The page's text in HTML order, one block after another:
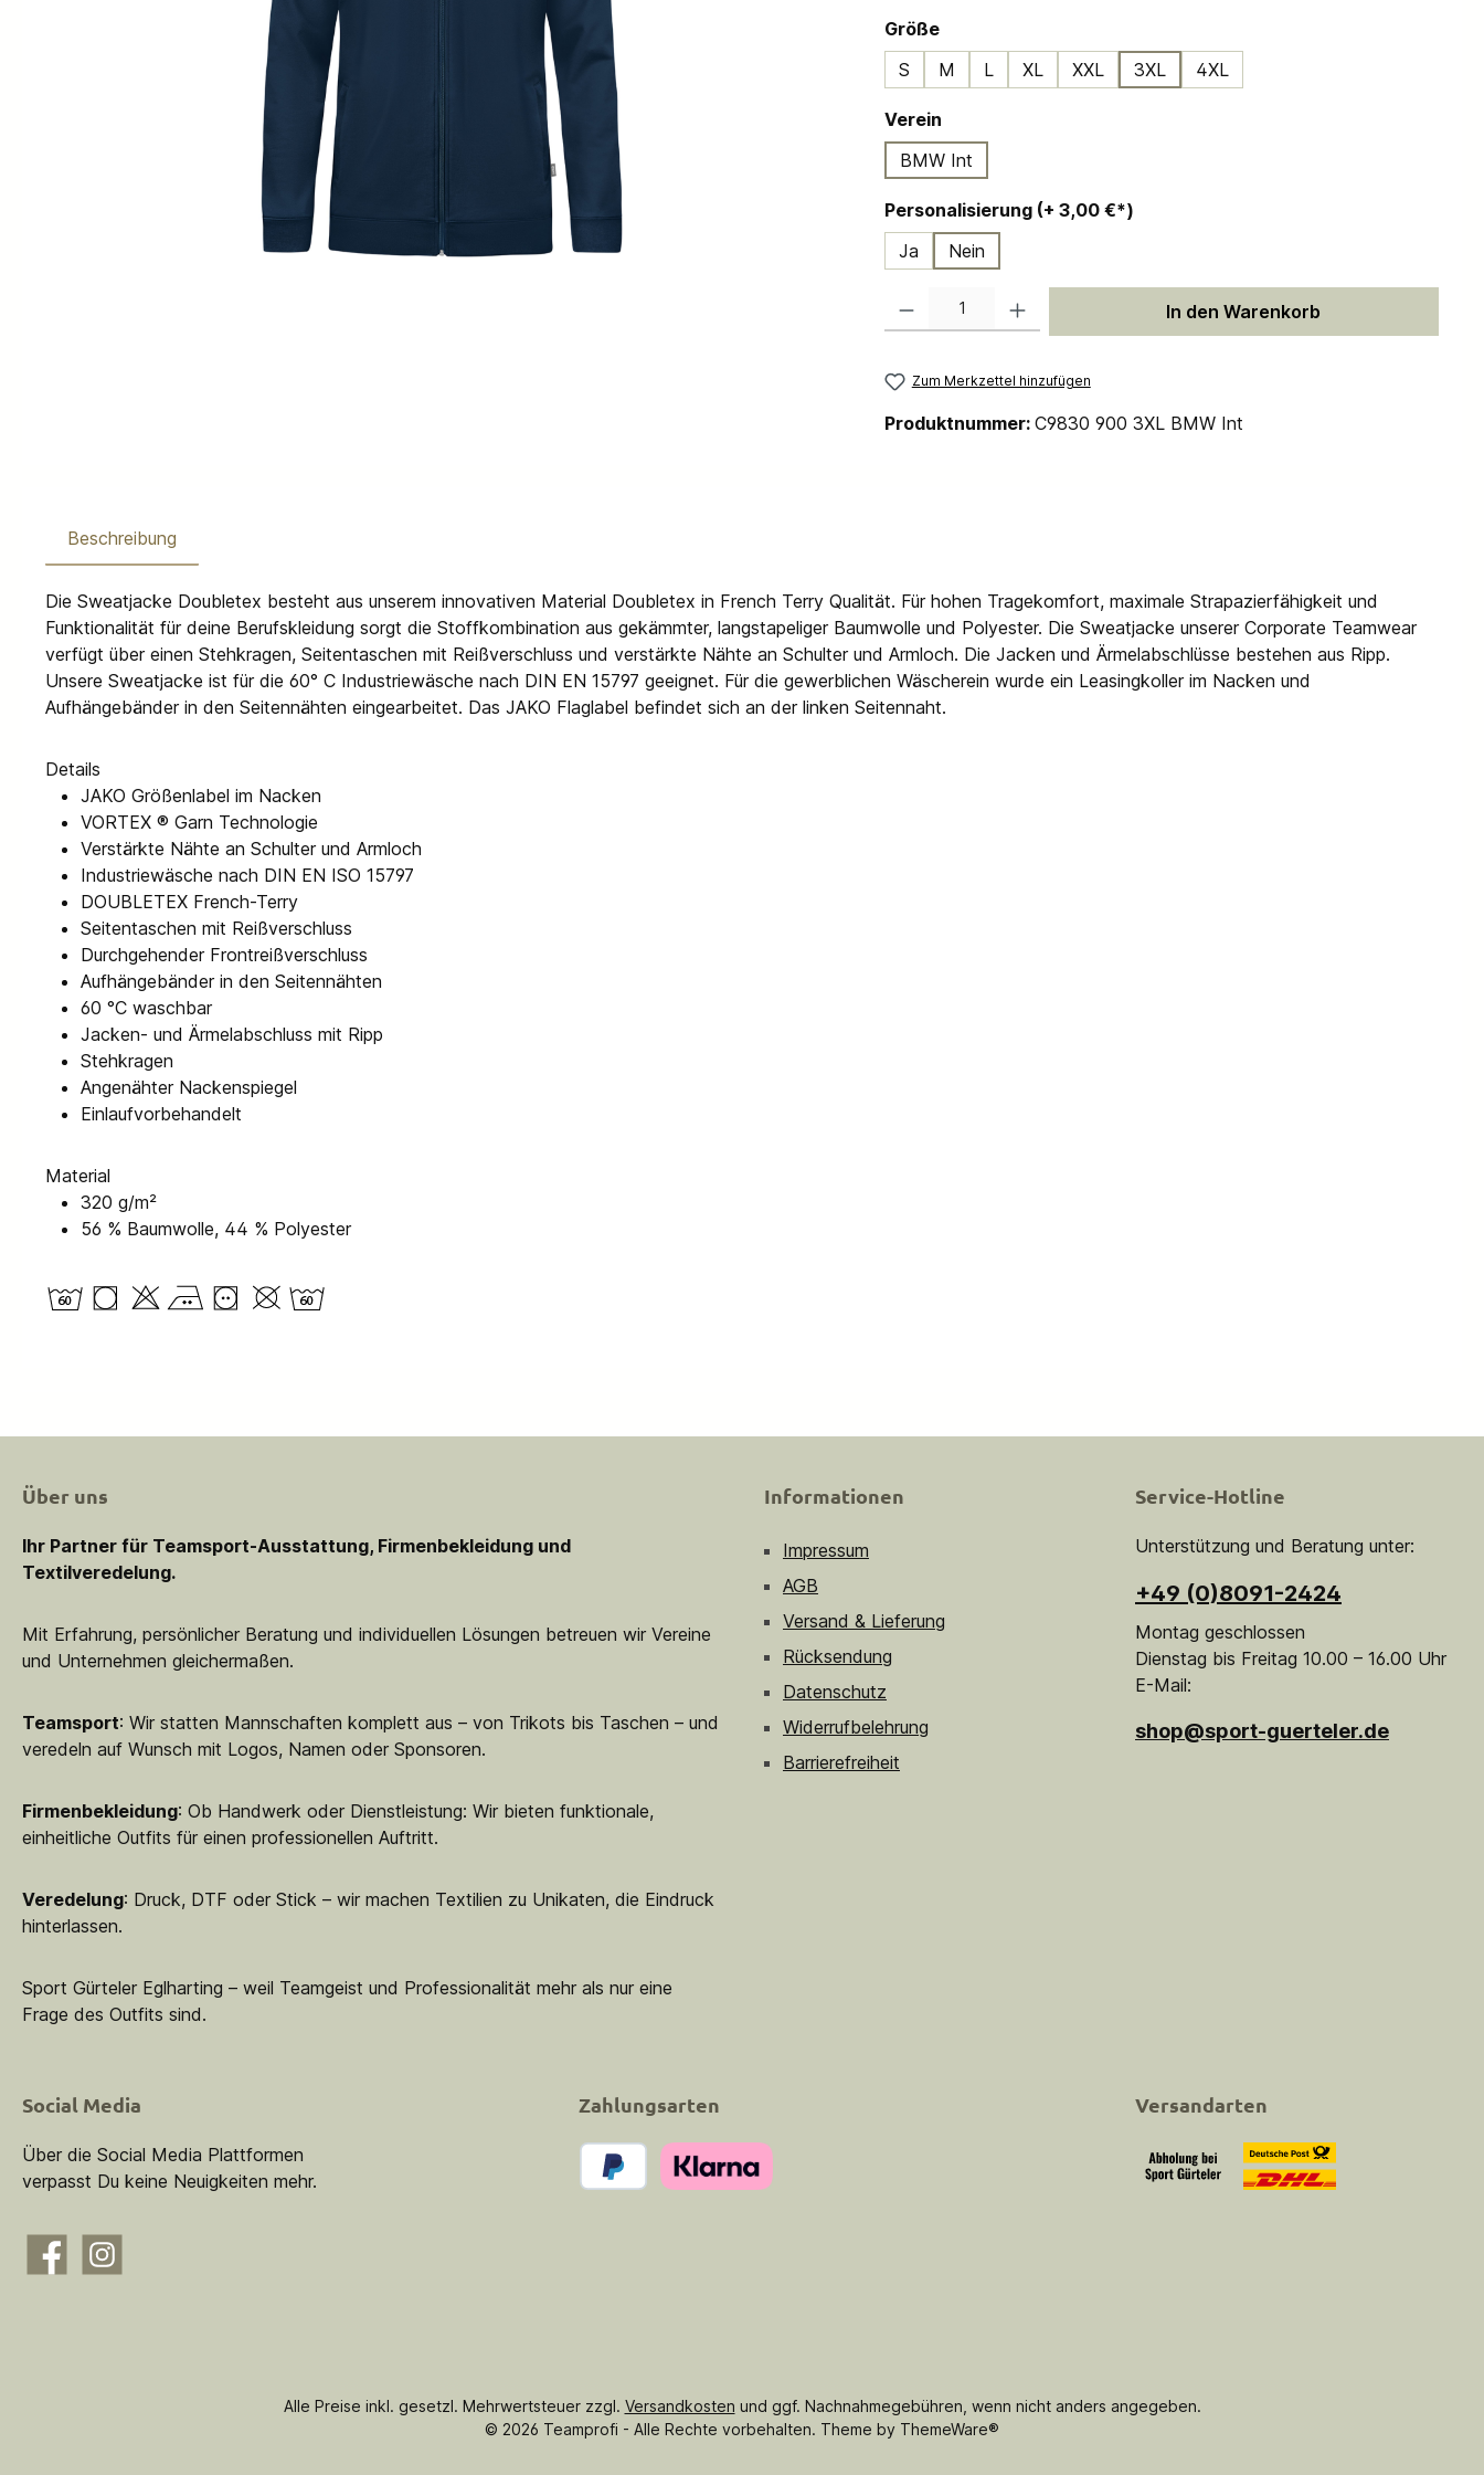
Größeauswählen
S
M L XL XXL 3XL 4XL
Vereinauswählen
BMW Int
Personalisierung (+ 3,00 €*)auswählen
Ja
Nein
In den Warenkorb
Zum Merkzettel hinzufügen
Produktnummer: C9830 900 3XL BMW Int
Beschreibung
Die Sweatjacke Doubletex besteht aus unserem innovativen Material Doubletex in French Terry Qualität. Für hohen Tragekomfort, maximale Strapazierfähigkeit und
Funktionalität für deine Berufskleidung sorgt die Stoffkombination aus gekämmter, langstapeliger Baumwolle und Polyester. Die Sweatjacke unserer Corporate Teamwear
verfügt über einen Stehkragen, Seitentaschen mit Reißverschluss und verstärkte Nähte an Schulter und Armloch. Die Jacken und Ärmelabschlüsse bestehen aus Ripp.
Unsere Sweatjacke ist für die 60° C Industriewäsche nach DIN EN 15797 geeignet. Für die gewerblichen Wäscherein wurde ein Leasingkoller im Nacken und
Aufhängebänder in den Seitennähten eingearbeitet. Das JAKO Flaglabel befindet sich an der linken Seitennaht.
Details
JAKO Größenlabel im Nacken
VORTEX ® Garn Technologie
Verstärkte Nähte an Schulter und Armloch
Industriewäsche nach DIN EN ISO 15797
DOUBLETEX French-Terry
Seitentaschen mit Reißverschluss
Durchgehender Frontreißverschluss
Aufhängebänder in den Seitennähten
60 °C waschbar
Jacken- und Ärmelabschluss mit Ripp
Stehkragen
Angenähter Nackenspiegel
Einlaufvorbehandelt
Material
320 g/m²
56 % Baumwolle, 44 % Polyester
Über uns
Ihr Partner für Teamsport-Ausstattung, Firmenbekleidung und
Textilveredelung.
Mit Erfahrung, persönlicher Beratung und individuellen Lösungen betreuen wir Vereine
und Unternehmen gleichermaßen.
Teamsport: Wir statten Mannschaften komplett aus – von Trikots bis Taschen – und
veredeln auf Wunsch mit Logos, Namen oder Sponsoren.
Firmenbekleidung: Ob Handwerk oder Dienstleistung: Wir bieten funktionale,
einheitliche Outfits für einen professionellen Auftritt.
Veredelung: Druck, DTF oder Stick – wir machen Textilien zu Unikaten, die Eindruck
hinterlassen.
Sport Gürteler Eglharting – weil Teamgeist und Professionalität mehr als nur eine
Frage des Outfits sind.
Informationen
Impressum
AGB
Versand & Lieferung
Rücksendung
Datenschutz
Widerrufbelehrung
Barrierefreiheit
Service-Hotline
Unterstützung und Beratung unter:
+49 (0)8091-2424
Montag geschlossen
Dienstag bis Freitag 10.00 – 16.00 Uhr
E-Mail:
shop@sport-guerteler.de
Social Media
Über die Social Media Plattformen
verpasst Du keine Neuigkeiten mehr.
FacebookInstagram
Zahlungsarten Versandarten
Alle Preise inkl. gesetzl. Mehrwertsteuer zzgl. Versandkosten und ggf. Nachnahmegebühren, wenn nicht anders angegeben.
© 2026 Teamprofi - Alle Rechte vorbehalten. Theme by ThemeWare®